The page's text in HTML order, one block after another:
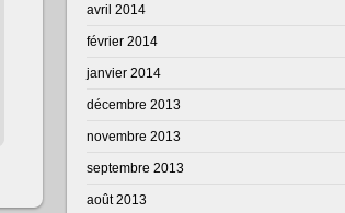
avril 2014
février 2014
janvier 2014
décembre 2013
novembre 2013
septembre 2013
août 2013